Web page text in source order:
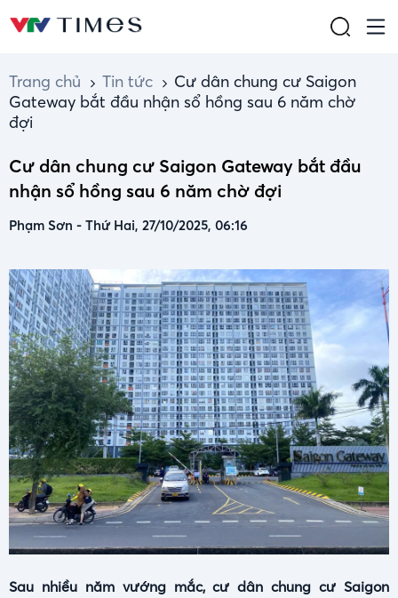
Trang chủ Tin tức
Cư dân chung cư Saigon
Gateway bắt đầu nhận sổ hồng sau 6 năm chờ
đợi
Cư dân chung cư Saigon Gateway bắt đầu
nhận sổ hồng sau 6 năm chờ đợi
Phạm Sơn - Thứ Hai, 27/10/2025, 06:16
Sau nhiều năm vướng mắc, cư dân chung cư Saigon